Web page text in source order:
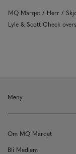
MQ Marqet Herr
Lyle & Scott Check
Meny
Om MQ Marqet
Bli Medlem